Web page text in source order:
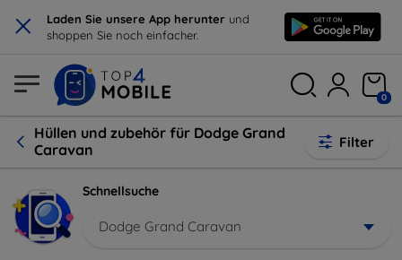
× Laden Sie unsere App herunter und
shoppen Sie noch einfacher.
0
Hüllen und zubehör für Dodge Grand
Caravan
Filter
Schnellsuche
Dodge Grand Caravan